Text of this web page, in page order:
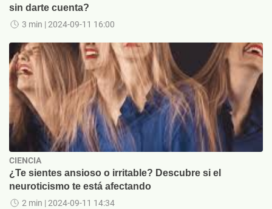
sin darte cuenta?
3 min | 2024-09-11 16:00
CIENCIA
¿Te sientes ansioso o irritable? Descubre si el
neuroticismo te está afectando
2 min | 2024-09-11 14:34